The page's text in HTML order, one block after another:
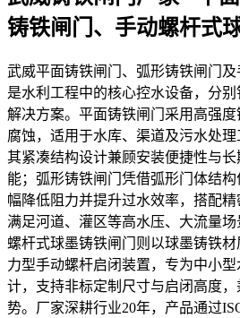
铸铁闸门、手动螺杆式
武威平面铸铁闸门、弧形铸铁闸门及
是水利工程中的核心控水设备，分
解决方案。平面铸铁闸门采用高强
腐蚀，适用于水库、渠道及污水处理
其紧凑结构设计兼顾安装便捷性与
能；弧形铸铁闸门凭借弧形门体结
幅降低阻力并提升过水效率，搭配
满足河道、灌区等高水压、大流量
螺杆式球墨铸铁闸门则以球墨铸铁
力型手动螺杆启闭装置，专为中小
计，支持非标定制尺寸与启闭高度
势。厂家深耕行业20年，产品通过